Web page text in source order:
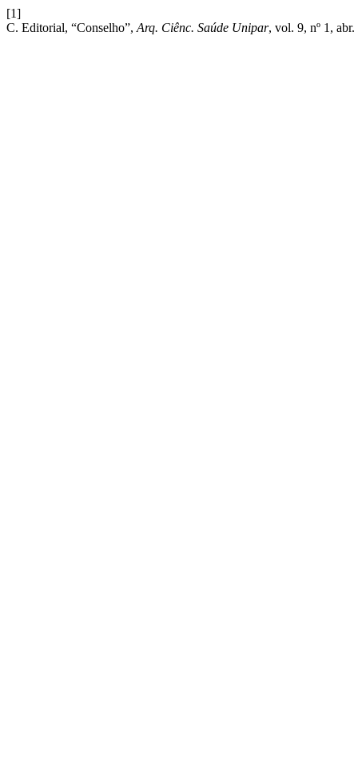
[1]
C. Editorial, “Conselho”, Arq. Ciênc. Saúde Unipar, vol. 9, nº 1,